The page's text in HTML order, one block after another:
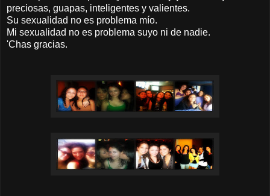
preciosas, guapas, inteligentes y valientes.
Su sexualidad no es problema mío.
Mi sexualidad no es problema suyo ni de nadie.
'Chas gracias.